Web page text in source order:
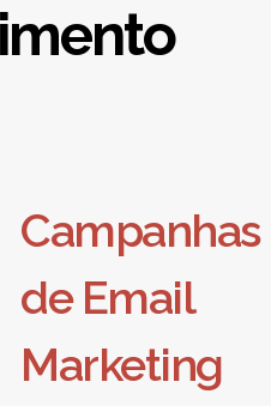
Campanhas
de Email
Marketing